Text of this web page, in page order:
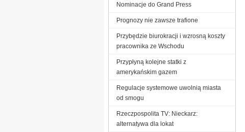
Nominacje do Grand Press
Prognozy nie zawsze trafione
Przybędzie biurokracji i wzrosną koszty
pracownika ze Wschodu
Przypłyną kolejne statki z
amerykańskim gazem
Regulacje systemowe uwolnią miasta
od smogu
Rzeczpospolita TV: Nieckarz:
alternatywa dla lokat